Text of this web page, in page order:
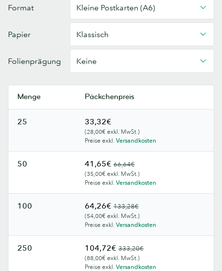
Format Kleine Postkarten (A6)
Papier Klassisch
Folienprägung Keine
Menge Päckchenpreis
25 33,32€
(28,00€ exkl. MwSt.)
Preise exkl. Versandkosten
50 41,65€ 66,64€
(35,00€ exkl. MwSt.)
Preise exkl. Versandkosten
100 64,26€ 133,28€
(54,00€ exkl. MwSt.)
Preise exkl. Versandkosten
250 104,72€ 333,20€
(88,00€ exkl. MwSt.)
Preise exkl. Versandkosten